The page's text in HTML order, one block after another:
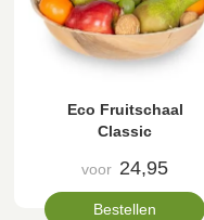
Eco Fruitschaal
Classic
voor 24,95
Bestellen